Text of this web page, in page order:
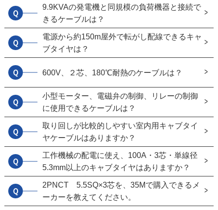
Ｑ
9.9KVAの発電機と同規模の負荷機器と接続で
きるケーブルは？
Ｑ
電源から約150m屋外で転がし配線できるキャ
ブタイヤは？
Ｑ 600V、２芯、180℃耐熱のケーブルは？
Ｑ
小型モーター、電磁弁の制御、リレーの制御
に使用できるケーブルは？
Ｑ
取り回しが比較的しやすい室内用キャブタイ
ヤケーブルはありますか？
Ｑ
工作機械の配電に使え、100A・3芯・単線径
5.3mm以上のキャブタイヤはありますか？
Ｑ
2PNCT 5.5SQ×3芯を、35Mで購入できるメ
ーカーを教えてください。